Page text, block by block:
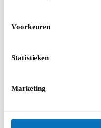
Voorkeuren
Statistieken
Marketing